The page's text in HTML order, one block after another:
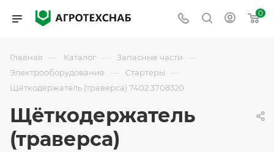
0
Главная — Каталог — Запасные части —
Электрооборудование — Стартеры —
Щёткодержатель (траверса) 7402.3708320
Щёткодержатель
(траверса)